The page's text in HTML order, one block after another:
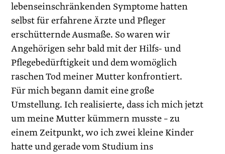
lebenseinschränkenden Symptome hatten
selbst für erfahrene Ärzte und Pfleger
erschütternde Ausmaße. So waren wir
Angehörigen sehr bald mit der Hilfs- und
Pflegebedürftigkeit und dem womöglich
raschen Tod meiner Mutter konfrontiert.
Für mich begann damit eine große
Umstellung. Ich realisierte, dass ich mich jetzt
um meine Mutter kümmern musste – zu
einem Zeitpunkt, wo ich zwei kleine Kinder
hatte und gerade vom Studium ins